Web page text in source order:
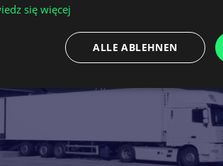
się więcej
ALLE ABLEHNEN